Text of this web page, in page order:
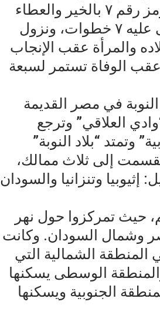
الاحتفالات بالعرس بالنوبة القديمة سبع أيام ويرمز رقم ٧ بالخير والعطاء
والتضحية لدى النوبيين، حيث إن المولود يتخطى عليه ٧ خطوات، ونزول
والمرأة عقب الإنجاب
عقب الوفاة تستمر لسبعة
في مصر القديمة
العلاقي” وترجع
وتمتد “بلاد النوبة”
إلى ثلاث ممالك،
وتنزانيا والسودان
حيث تمركزوا حول نهر
وشمال السودان. وكانت
جغرافية، هي المنطقة الشمالية التي
والمنطقة الوسطى يسكنها
الجنوبية ويسكنها